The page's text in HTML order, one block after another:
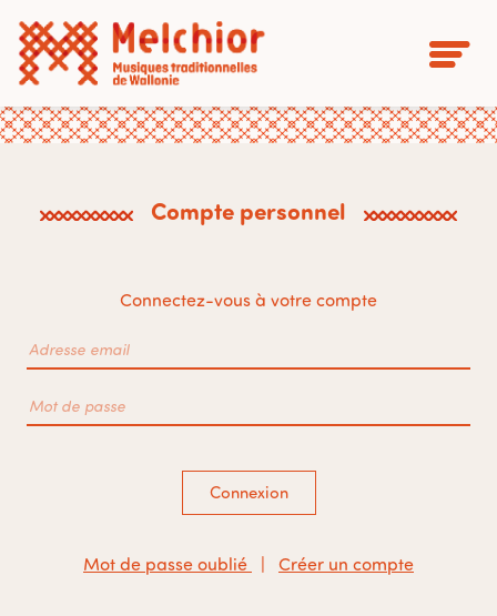
Compte personnel
Connectez-vous à votre compte
Connexion
Mot de passe oublié Créer un compte